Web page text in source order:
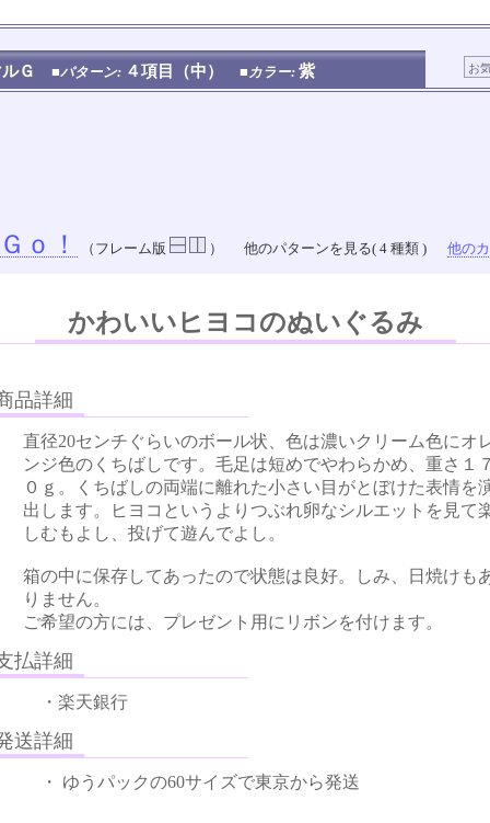
ルＧ ■パターン: ４項目（中） ■カラー: 紫
ｏ！ （フレーム版 ） 他のパターンを見る( 4 種類 ) 他の
かわいいヒヨコのぬいぐるみ
品詳細
直径20センチぐらいのボール状、色は濃いクリーム色にオ
ンジ色のくちばしです。毛足は短めでやわらかめ、重さ１７
０ｇ。くちばしの両端に離れた小さい目がとぼけた表情を
出します。ヒヨコというよりつぶれ卵なシルエットを見て
しむもよし、投げて遊んでよし。
箱の中に保存してあったので状態は良好。しみ、日焼けも
りません。
ご希望の方には、プレゼント用にリボンを付けます。
払詳細
・楽天銀行
送詳細
・ ゆうパックの60サイズで東京から発送